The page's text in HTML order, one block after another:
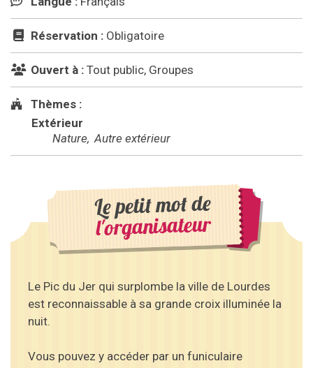
Réservation : Obligatoire
Ouvert à : Tout public, Groupes
Thèmes :
Extérieur
Nature Autre extérieur
Le petit mot de
l'organisateur
Le Pic du Jer qui surplombe la ville de Lourdes
est reconnaissable à sa grande croix illuminée la
nuit.
Vous pouvez y accéder par un funiculaire